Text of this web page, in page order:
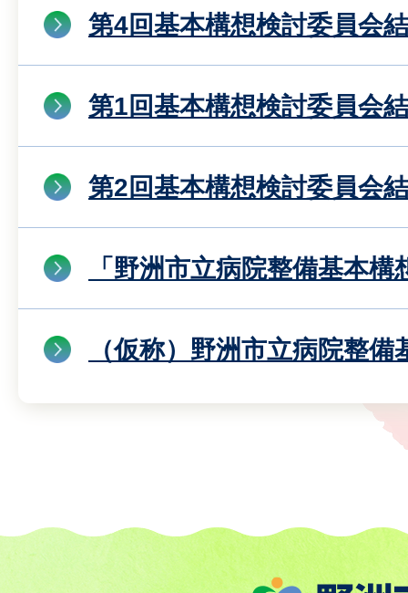
第4回基本構想検討委員会
第1回基本構想検討委員会
第2回基本構想検討委員会
「野洲市立病院整備基本
（仮称）野洲市立病院整